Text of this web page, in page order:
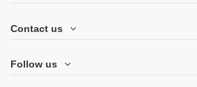
Contact us
Follow us